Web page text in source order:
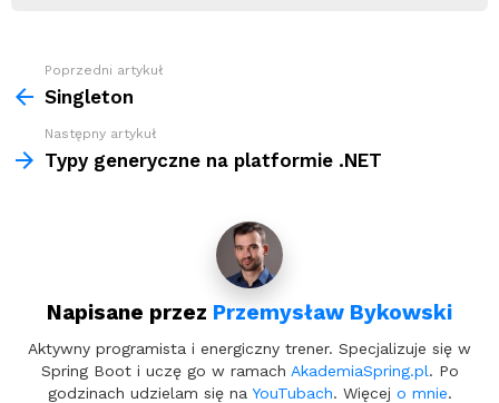
Zobacz
więcej
Poprzedni artykuł
Singleton
Następny artykuł
Typy generyczne na platformie .NET
Napisane przez Przemysław Bykowski
Aktywny programista i energiczny trener. Specjalizuje się w
Spring Boot i uczę go w ramach AkademiaSpring.pl. Po
godzinach udzielam się na YouTubach. Więcej o mnie.